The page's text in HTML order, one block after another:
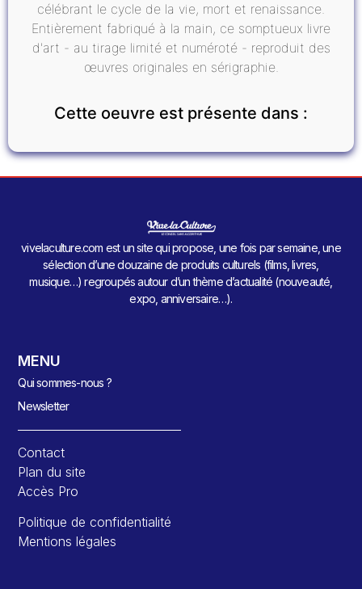
célébrant le cycle de la vie, mort et renaissance.
Entièrement fabriqué à la main, ce somptueux livre
d'art - au tirage limité et numéroté - reproduit des
œuvres originales en sérigraphie.
Cette oeuvre est présente dans :
vivelaculture.com est un site qui propose, une fois par semaine, une
sélection d’une douzaine de produits culturels (films, livres,
musique…) regroupés autour d’un thème d’actualité (nouveauté,
expo, anniversaire…).
MENU
Qui sommes-nous ?
Newsletter
Contact
Plan du site
Accès Pro
Politique de confidentialité
Mentions légales